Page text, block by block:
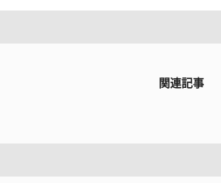
関連記事